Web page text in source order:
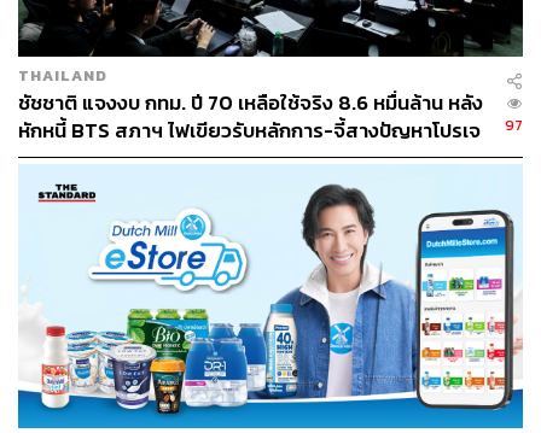
THE STANDARD TEAM
กองบรรณาธิการ THE STANDARD
THAILAND
ชัชชาติ แจงงบ กทม. ปี 70 เหลือใช้จริง 8.6 หมื่นล้าน หลัง
หักหนี้ BTS สภาฯ ไฟเขียวรับหลักการ-จี้สางปัญหาโปรเจ
กต์ล่าช้า
97